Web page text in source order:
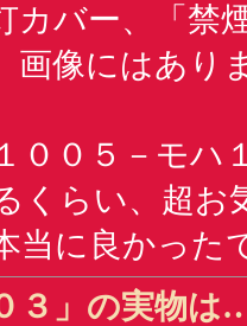
カバー、「禁
画像にはあり
００５－モハ
くらい、超お
当に良かった
３」の実物は